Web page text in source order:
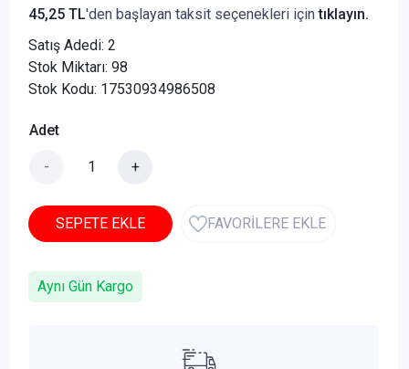
45,25 TL'den başlayan taksit seçenekleri içintıklayın.
Satış Adedi: 2
Stok Miktarı: 98
Stok Kodu: 17530934986508
Adet
- +
SEPETE EKLE FAVORİLERE EKLE
Aynı Gün Kargo